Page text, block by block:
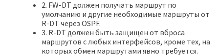
2. FW-DT должен получать маршрут по
умолчанию и другие необходимые маршруты от
R-DT через OSPF.
3. R-DT должен быть защищен от вброса
маршрутов с любых интерфейсов, кроме тех, на
которых обмен маршрутами явно требуется.